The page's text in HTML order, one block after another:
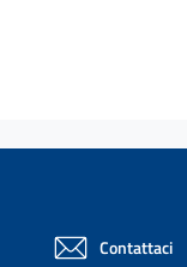
Contattaci